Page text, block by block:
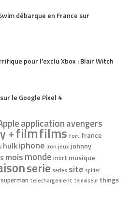
débarque en France sur
pour l’exclu Xbox : Blair Witch
le Google Pixel 4
applicationavengers
+filmfilms fort france
hulkiphone iron jeux johnny
moismonde mort musique
serie series site spider
superman telechargement televiseur things